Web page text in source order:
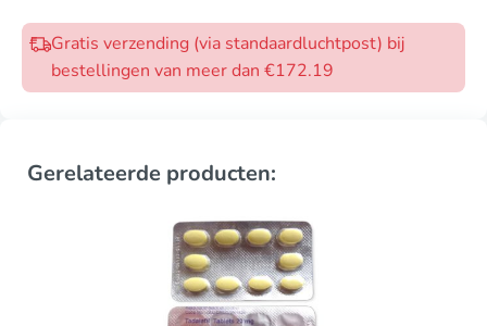
Gratis verzending (via standaardluchtpost) bij
bestellingen van meer dan €172.19
Gerelateerde producten: